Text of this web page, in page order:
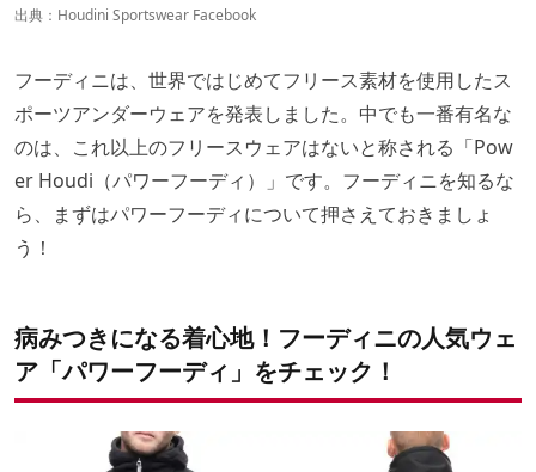
出典： Houdini Sportswear Facebook
フーディニは、世界ではじめてフリース素材を使用したス
ポーツアンダーウェアを発表しました。中でも一番有名な
のは、これ以上のフリースウェアはないと称される「Pow
er Houdi（パワーフーディ）」です。フーディニを知るな
ら、まずはパワーフーディについて押さえておきましょ
う！
病みつきになる着心地！フーディニの人気ウェ
ア「パワーフーディ」をチェック！